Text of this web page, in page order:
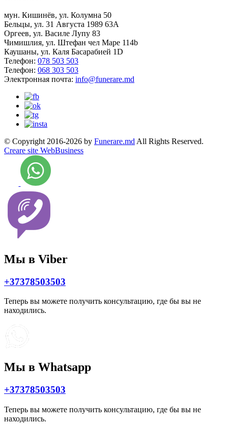
мун. Кишинёв, ул. Колумна 50
Бельцы, ул. 31 Августа 1989 63А
Оргеев, ул. Василе Лупу 83
Чимишлия, ул. Штефан чел Маре 114b
Каушаны, ул. Каля Басарабией 1D
Телефон: 078 503 503
Телефон: 068 303 503
Электронная почта: info@funerare.md
© Copyright 2016-2026 by Funerare.md All Rights Reserved.
Creare site WebBusiness
Мы в Viber
+37378503503
Теперь вы можете получить консультацию, где бы вы не
находились.
Мы в Whatsapp
+37378503503
Теперь вы можете получить консультацию, где бы вы не
находились.